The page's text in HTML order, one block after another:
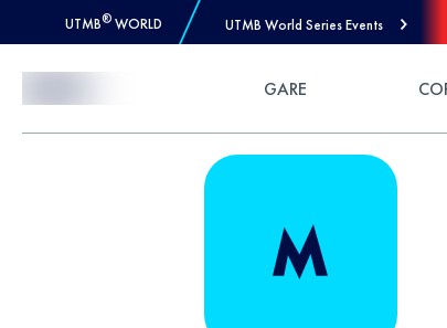
UTMB® WORLD UTMB World Series Events
GARE